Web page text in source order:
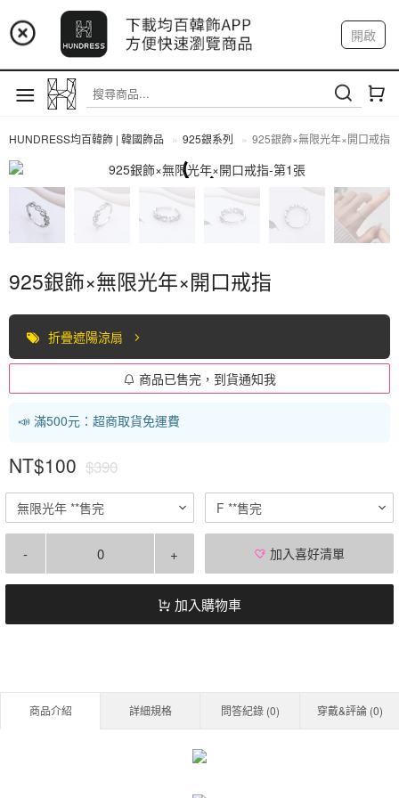
📢 市集預告：9/4-9/6 淡水捷運站
📢 市集預告：9/12-9/13 八里海巡基地
📢 市集預告：8/22-8/23 桃園青埔置地廣場
開啟
註冊 我的帳戶
HUNDRESS均百韓飾 | 韓國飾品 925銀系列 925銀飾×無限光年×開口戒指
925銀飾×無限光年×開口戒指
折疊遮陽涼扇
商品已售完，到貨通知我
📣 滿500元：超商取貨免運費
NT$100 $390
無限光年 **售完 F **售完
- + 加入喜好清單
加入購物車
商品介紹 詳細規格 問答紀錄 (0) 穿戴&評論 (0)